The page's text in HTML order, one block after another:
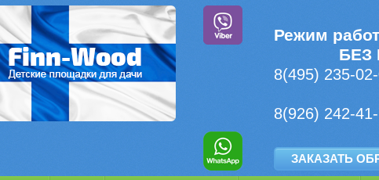
Режим
8(495) 235-
8(926) 242-
ЗАКАЗАТЬ